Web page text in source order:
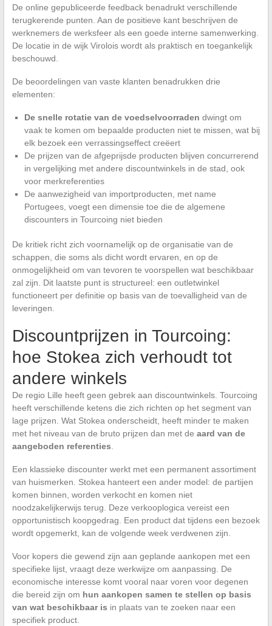
De online gepubliceerde feedback benadrukt verschillende
terugkerende punten. Aan de positieve kant beschrijven de
werknemers de werksfeer als een goede interne samenwerking.
De locatie in de wijk Virolois wordt als praktisch en toegankelijk
beschouwd.
De beoordelingen van vaste klanten benadrukken drie
elementen:
De snelle rotatie van de voedselvoorraden dwingt om
vaak te komen om bepaalde producten niet te missen, wat bij
elk bezoek een verrassingseffect creëert
De prijzen van de afgeprijsde producten blijven concurrerend
in vergelijking met andere discountwinkels in de stad, ook
voor merkreferenties
De aanwezigheid van importproducten, met name
Portugees, voegt een dimensie toe die de algemene
discounters in Tourcoing niet bieden
De kritiek richt zich voornamelijk op de organisatie van de
schappen, die soms als dicht wordt ervaren, en op de
onmogelijkheid om van tevoren te voorspellen wat beschikbaar
zal zijn. Dit laatste punt is structureel: een outletwinkel
functioneert per definitie op basis van de toevalligheid van de
leveringen.
Discountprijzen in Tourcoing:
hoe Stokea zich verhoudt tot
andere winkels
De regio Lille heeft geen gebrek aan discountwinkels. Tourcoing
heeft verschillende ketens die zich richten op het segment van
lage prijzen. Wat Stokea onderscheidt, heeft minder te maken
met het niveau van de bruto prijzen dan met de aard van de
aangeboden referenties.
Een klassieke discounter werkt met een permanent assortiment
van huismerken. Stokea hanteert een ander model: de partijen
komen binnen, worden verkocht en komen niet
noodzakelijkerwijs terug. Deze verkooplogica vereist een
opportunistisch koopgedrag. Een product dat tijdens een bezoek
wordt opgemerkt, kan de volgende week verdwenen zijn.
Voor kopers die gewend zijn aan geplande aankopen met een
specifieke lijst, vraagt deze werkwijze om aanpassing. De
economische interesse komt vooral naar voren voor degenen
die bereid zijn om hun aankopen samen te stellen op basis
van wat beschikbaar is in plaats van te zoeken naar een
specifiek product.